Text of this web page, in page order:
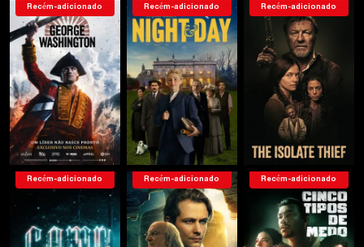
Recém-adicionado Recém-adicionado Recém-adicionado
Recém-adicionado Recém-adicionado Recém-adicionado